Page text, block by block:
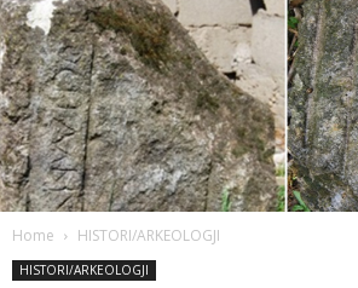
Home HISTORI/ARKEOLOGJI
HISTORI/ARKEOLOGJI